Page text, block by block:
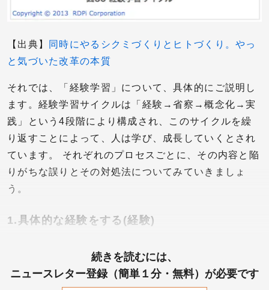
【出典】
同時にやるシクミづくりとヒトづくり。やっ
と気づいた改革の本質
それでは、「経験学習」について、具体的にご説明し
ます。経験学習サイクルは「経験→省察→概念化→実
践」という4段階により構成され、このサイクルを繰
り返すことによって、人は学び、成長していくとされ
ています。 それぞれのプロセスごとに、その内容と陥
りがちな誤りとその対処法についてみていきましょ
う。
1.具体的な経験をする(経験)
続きを読むには、
ニュースレター登録（簡単１分・無料）が必要です